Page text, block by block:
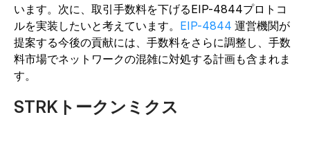
います。次に、取引手数料を下げるEIP-4844プロトコ
ルを実装したいと考えています。 EIP-4844 運営機関が
提案する今後の貢献には、手数料をさらに調整し、手数
料市場でネットワークの混雑に対処する計画も含まれま
す。
STRKトークンミクス